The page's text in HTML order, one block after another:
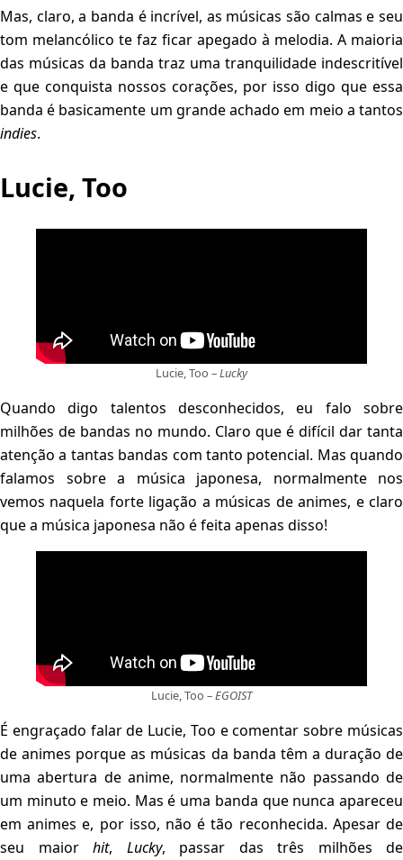
Mas, claro, a banda é incrível, as músicas são calmas e seu
tom melancólico te faz ficar apegado à melodia. A maioria
das músicas da banda traz uma tranquilidade indescritível
e que conquista nossos corações, por isso digo que essa
banda é basicamente um grande achado em meio a tantos
indies.
Lucie, Too
Lucie, Too –Lucky
Quando digo talentos desconhecidos, eu falo sobre
milhões de bandas no mundo. Claro que é difícil dar tanta
atenção a tantas bandas com tanto potencial. Mas quando
falamos sobre a música japonesa, normalmente nos
vemos naquela forte ligação a músicas de animes, e claro
que a música japonesa não é feita apenas disso!
Lucie, Too –EGOIST
É engraçado falar de Lucie, Too e comentar sobre músicas
de animes porque as músicas da banda têm a duração de
uma abertura de anime, normalmente não passando de
um minuto e meio. Mas é uma banda que nunca apareceu
em animes e, por isso, não é tão reconhecida. Apesar de
seu maior hit, Lucky, passar das três milhões de